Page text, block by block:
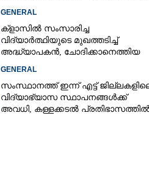
GENERAL
ക്ളാസിൽ സംസാരിച്ച
വിദ്യാർത്ഥിയുടെ മുഖത്തടിച്ച്
അദ്ധ്യാപകൻ, ചോദിക്കാനെത്തിയ
GENERAL
സംസ്ഥാനത്ത് ഇന്ന് എട്ട്
വിദ്യാഭ്യാസ സ്ഥാപനങ്ങൾക്ക്
അവധി, കള്ളക്കടൽ
Share this link
Copy Link